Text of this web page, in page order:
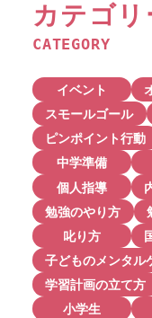
カテゴリ
CATEGORY
イベント
スモールゴール
ピンポイント行動
中学準備
個人指導
勉強のやり方
叱り方
子どものメンタル
学習計画の立て方
小学生